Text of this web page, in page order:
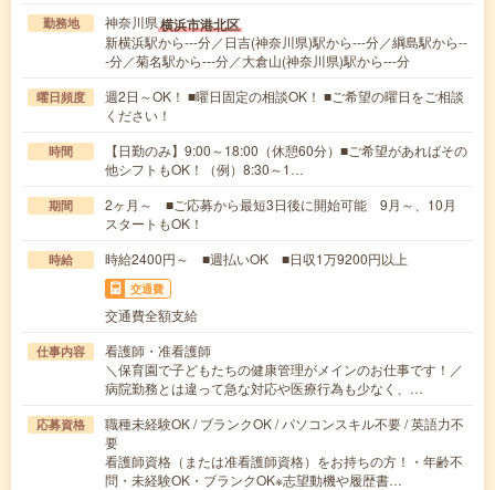
勤務地 神奈川県横浜市港北区
新横浜駅から---分／日吉(神奈川県)駅から---分／綱島駅から--
-分／菊名駅から---分／大倉山(神奈川県)駅から---分
曜日頻度
週2日～OK！ ■曜日固定の相談OK！ ■ご希望の曜日をご相談
ください！
時間
【日勤のみ】9:00～18:00（休憩60分）■ご希望があればその
他シフトもOK！（例）8:30～1…
期間
2ヶ月～ ■ご応募から最短3日後に開始可能 9月～、10月
スタートもOK！
時給 時給2400円～ ■週払いOK ■日収1万9200円以上
交通費
交通費全額支給
仕事内容
看護師・准看護師
＼保育園で子どもたちの健康管理がメインのお仕事です！／
病院勤務とは違って急な対応や医療行為も少なく、…
応募資格
職種未経験OK / ブランクOK / パソコンスキル不要 / 英語力不
要
看護師資格（または准看護師資格）をお持ちの方！・年齢不
問・未経験OK・ブランクOK※志望動機や履歴書…